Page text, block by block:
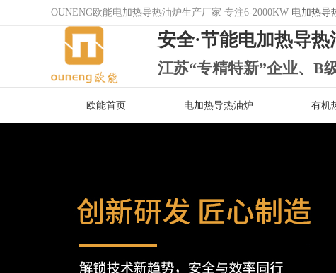
OUNENG欧能电加热导热油炉生产厂家 专注6-2000KW 电加热导
安全·节能电加热导
江苏“专精特新”企业、B
欧能首页 电加热导热油炉 有机